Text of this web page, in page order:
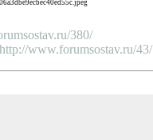
380/
www.forumsostav.ru/43/